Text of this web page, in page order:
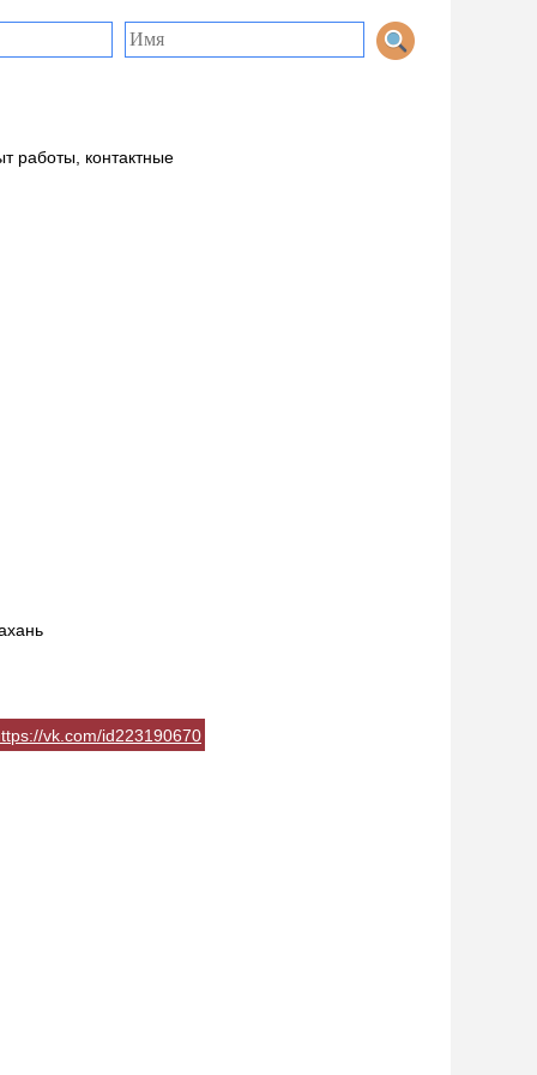
работы, контактные
vk.com/id223190670